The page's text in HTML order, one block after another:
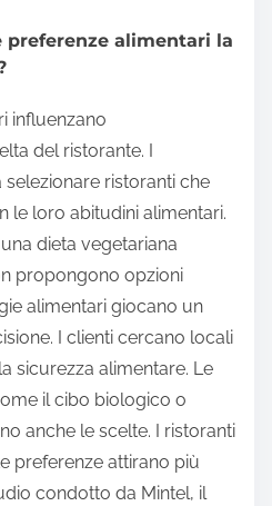
preferenze alimentari la
influenzano
del ristorante. I
ristoranti che
le loro abitudini alimentari.
dieta vegetariana
propongono opzioni
alimentari giocano un
I clienti cercano locali
sicurezza alimentare. Le
il cibo biologico o
anche le scelte. I ristoranti
preferenze attirano più
condotto da Mintel, il